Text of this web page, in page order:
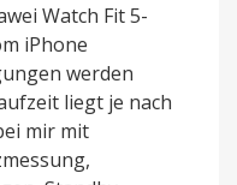
Watch Fit 5-
iPhone
werden
liegt je nach
mir mit